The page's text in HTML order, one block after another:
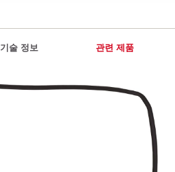
기술 정보 관련 제품